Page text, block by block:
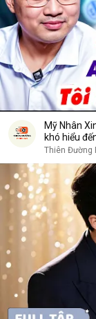
Mỹ Nhân
khó hiểu
Thiên Đường